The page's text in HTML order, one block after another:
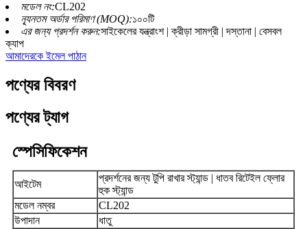
মডেল নং:CL202
ন্যূনতম অর্ডার পরিমাণ (MOQ):১০০টি
এর জন্য প্রদর্শন করুন:সাইকেলের যন্ত্রাংশ | ক্রীড়া সামগ্রী | দস্তানা | বেসবল
ক্যাপ
আমাদেরকে ইমেল পাঠান
পণ্যের বিবরণ
পণ্যের ট্যাগ
স্পেসিফিকেশন
আইটেম
প্রদর্শনের জন্য টুপি রাখার স্ট্যান্ড | ধাতব রিটেইল ফ্লোর
হুক স্ট্যান্ড
মডেল নম্বর
CL202
উপাদান
ধাতু